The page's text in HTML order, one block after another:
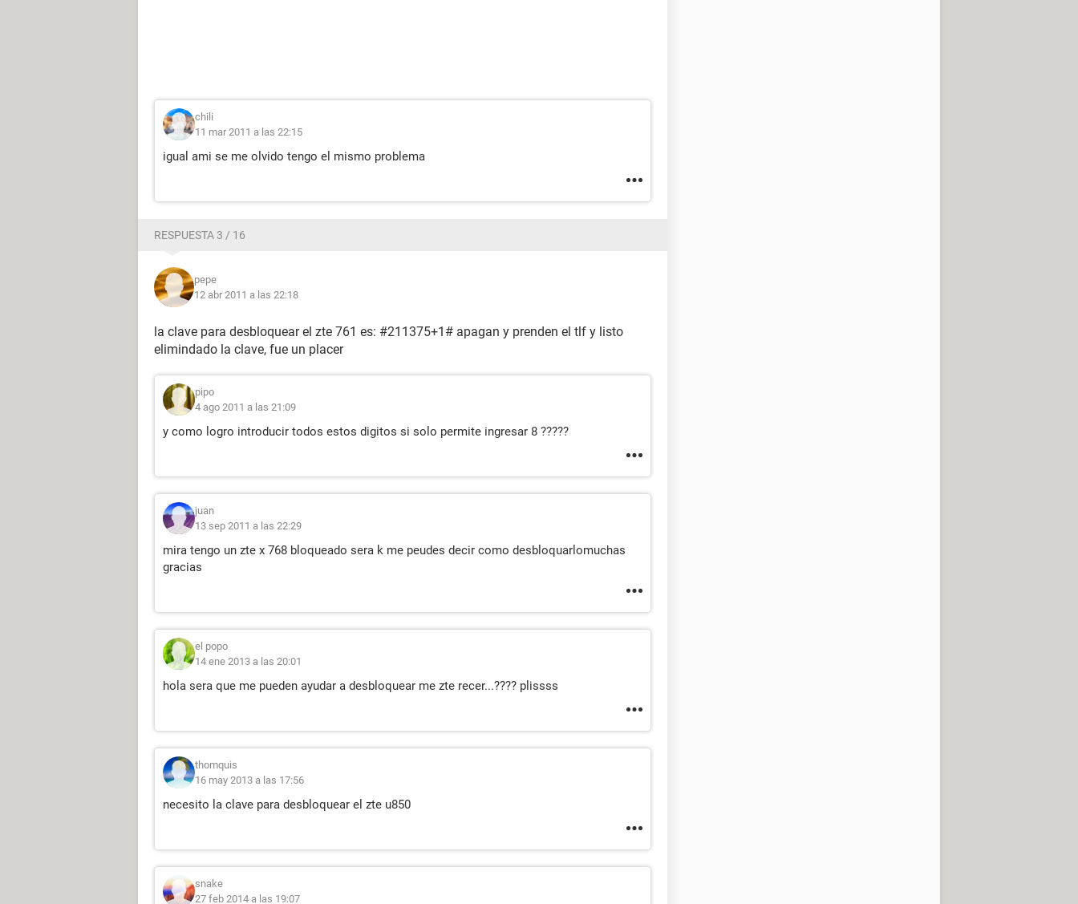
chili
11 mar 2011 a las 22:15
igual ami se me olvido tengo el mismo problema
RESPUESTA 3 / 16
pepe
12 abr 2011 a las 22:18
la clave para desbloquear el zte 761 es: #211375+1# apagan y prenden el tlf y listo
elimindado la clave, fue un placer
pipo
4 ago 2011 a las 21:09
y como logro introducir todos estos digitos si solo permite ingresar 8 ?????
juan
13 sep 2011 a las 22:29
mira tengo un zte x 768 bloqueado sera k me peudes decir como desbloquarlomuchas
gracias
el popo
14 ene 2013 a las 20:01
hola sera que me pueden ayudar a desbloquear me zte recer...???? plissss
thomquis
16 may 2013 a las 17:56
necesito la clave para desbloquear el zte u850
snake
27 feb 2014 a las 19:07